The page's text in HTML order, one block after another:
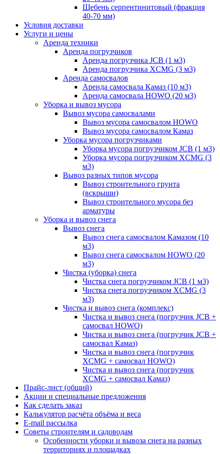
Щебень серпентинитовый (фракция
40-70 мм)
Условия доставки
Услуги и цены
Аренда техники
Аренда погрузчиков
Аренда погрузчика JCB (1 м3)
Аренда погрузчика XCMG (3 м3)
Аренда самосвалов
Аренда самосвала Камаз (10 м3)
Аренда самосвала HOWO (20 м3)
Уборка и вывоз мусора
Вывоз мусора самосвалами
Вывоз мусора самосвалом HOWO
Вывоз мусора самосвалом Камаз
Уборка мусора погрузчиками
Уборка мусора погрузчиком JCB (1 м3)
Уборка мусора погрузчиком XCMG (3
м3)
Вывоз разных типов мусора
Вывоз строительного грунта
(вскрыши)
Вывоз строительного мусора без
арматуры
Уборка и вывоз снега
Вывоз снега
Вывоз снега самосвалом Камазом (10
м3)
Вывоз снега самосвалом HOWO (20
м3)
Чистка (уборка) снега
Чистка снега погрузчиком JCB (1 м3)
Чистка снега погрузчиком XCMG (3
м3)
Чистка и вывоз снега (комплекс)
Чистка и вывоз снега (погрузчик JCB +
самосвал HOWO)
Чистка и вывоз снега (погрузчик JCB +
самосвал Камаз)
Чистка и вывоз снега (погрузчик
XCMG + самосвал HOWO)
Чистка и вывоз снега (погрузчик
XCMG + самосвал Камаз)
Прайс-лист (общий)
Акции и специальные предложения
Как сделать заказ
Калькулятор расчёта объёма и веса
E-mail рассылка
Советы строителям и садоводам
Особенности уборки и вывоза снега на разных
территориях и площадках